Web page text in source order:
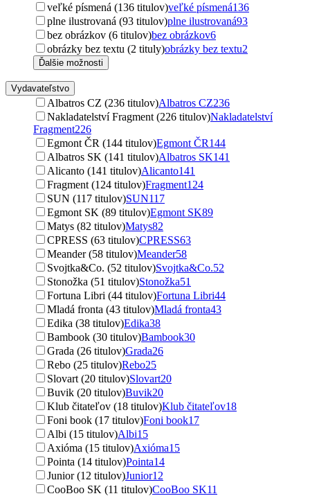
veľké písmená (136 titulov)veľké písmená136
plne ilustrovaná (93 titulov)plne ilustrovaná93
bez obrázkov (6 titulov)bez obrázkov6
obrázky bez textu (2 tituly)obrázky bez textu2
Ďalšie možnosti
Vydavateľstvo
Albatros CZ (236 titulov)Albatros CZ236
Nakladatelství Fragment (226 titulov)Nakladatelství
Fragment226
Egmont ČR (144 titulov)Egmont ČR144
Albatros SK (141 titulov)Albatros SK141
Alicanto (141 titulov)Alicanto141
Fragment (124 titulov)Fragment124
SUN (117 titulov)SUN117
Egmont SK (89 titulov)Egmont SK89
Matys (82 titulov)Matys82
CPRESS (63 titulov)CPRESS63
Meander (58 titulov)Meander58
Svojtka&Co. (52 titulov)Svojtka&Co.52
Stonožka (51 titulov)Stonožka51
Fortuna Libri (44 titulov)Fortuna Libri44
Mladá fronta (43 titulov)Mladá fronta43
Edika (38 titulov)Edika38
Bambook (30 titulov)Bambook30
Grada (26 titulov)Grada26
Rebo (25 titulov)Rebo25
Slovart (20 titulov)Slovart20
Buvik (20 titulov)Buvik20
Klub čitateľov (18 titulov)Klub čitateľov18
Foni book (17 titulov)Foni book17
Albi (15 titulov)Albi15
Axióma (15 titulov)Axióma15
Pointa (14 titulov)Pointa14
Junior (12 titulov)Junior12
CooBoo SK (11 titulov)CooBoo SK11